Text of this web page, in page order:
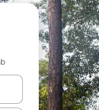
anak panah atas dan